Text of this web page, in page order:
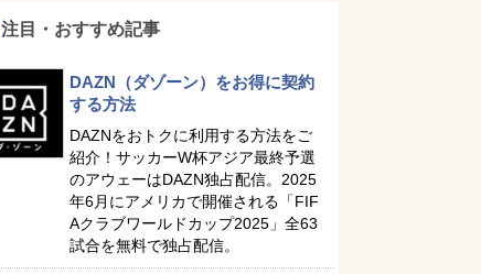
注目・おすすめ記事
DAZN（ダゾーン）をお得に契約
する方法
DAZNをおトクに利用する方法をご
紹介！サッカーW杯アジア最終予選
のアウェーはDAZN独占配信。2025
年6月にアメリカで開催される「FIF
Aクラブワールドカップ2025」全63
試合を無料で独占配信。